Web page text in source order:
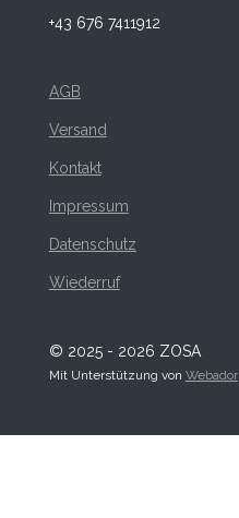
+43 676 7411912
AGB
Versand
Kontakt
Impressum
Datenschutz
Wiederruf
© 2025 - 2026 ZOSA
Mit Unterstützung von Webador